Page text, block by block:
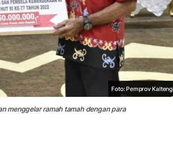
Foto: Pemprov Kalteng
menggelar ramah tamah dengan para